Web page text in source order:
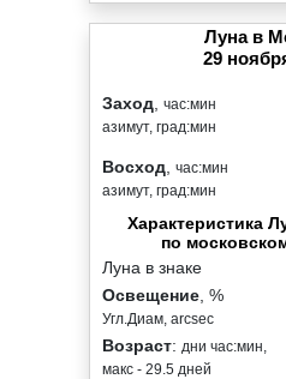
Луна в
29
Заход час:мин
азимут, град:мин
Восход час:мин
азимут, град:мин
Характеристика
по
Луна в знаке
Освещение , %
Угл.Диам, arcsec
Возраст: дни час:мин,
макс - 29.5 дней